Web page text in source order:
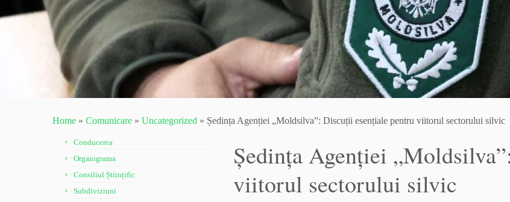
Home » Comunicare » Uncategorized » Ședința Agenției „Moldsilva”: Discuții esențiale pentru viitorul sectorului silvic
Conducerea
Organigrama
Consiliul Științific
Subdiviziuni
Ședința Agenției
viitorul sectorului silvic